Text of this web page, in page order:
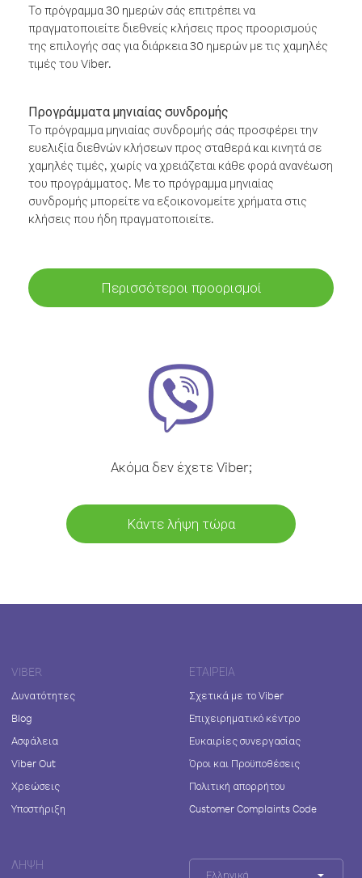
Το πρόγραμμα 30 ημερών σάς επιτρέπει να
πραγματοποιείτε διεθνείς κλήσεις προς προορισμούς
της επιλογής σας για διάρκεια 30 ημερών με τις χαμηλές
τιμές του Viber.
Προγράμματα μηνιαίας συνδρομής
Το πρόγραμμα μηνιαίας συνδρομής σάς προσφέρει την
ευελιξία διεθνών κλήσεων προς σταθερά και κινητά σε
χαμηλές τιμές, χωρίς να χρειάζεται κάθε φορά ανανέωση
του προγράμματος. Με το πρόγραμμα μηνιαίας
συνδρομής μπορείτε να εξοικονομείτε χρήματα στις
κλήσεις που ήδη πραγματοποιείτε.
Περισσότεροι προορισμοί
Ακόμα δεν έχετε Viber;
Κάντε λήψη τώρα
VIBER
Δυνατότητες
Blog
Ασφάλεια
Viber Out
Χρεώσεις
Υποστήριξη
ΕΤΑΙΡΕΊΑ
Σχετικά με το Viber
Επιχειρηματικό κέντρο
Ευκαιρίες συνεργασίας
Όροι και Προϋποθέσεις
Πολιτική απορρήτου
Customer Complaints Code
ΛΉΨΗ
Ελληνικά